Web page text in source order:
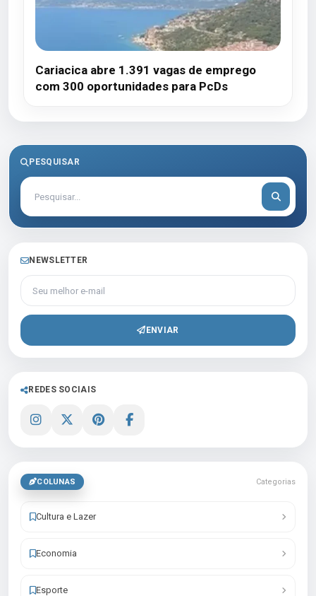
Cariacica abre 1.391 vagas de emprego
com 300 oportunidades para PcDs
PESQUISAR
NEWSLETTER
Seu melhor e-mail
ENVIAR
REDES SOCIAIS
COLUNAS Categorias
Cultura e Lazer
Economia
Esporte